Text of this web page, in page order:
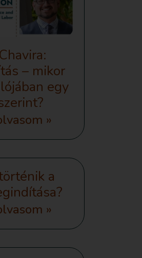
– mikor
egy
»
a
»